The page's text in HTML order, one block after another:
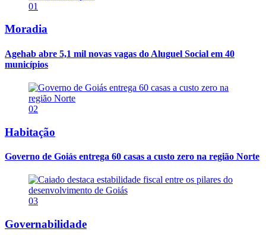
01
Moradia
Agehab abre 5,1 mil novas vagas do Aluguel Social em 40
municípios
02
Habitação
Governo de Goiás entrega 60 casas a custo zero na região Norte
03
Governabilidade